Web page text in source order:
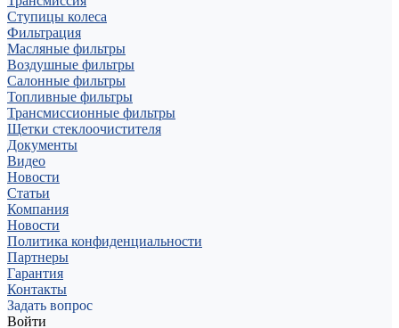
Ступицы колеса
Фильтрация
Масляные фильтры
Воздушные фильтры
Салонные фильтры
Топливные фильтры
Трансмиссионные фильтры
Щетки стеклоочистителя
Документы
Видео
Новости
Статьи
Компания
Новости
Политика конфиденциальности
Партнеры
Гарантия
Контакты
Задать вопрос
Войти